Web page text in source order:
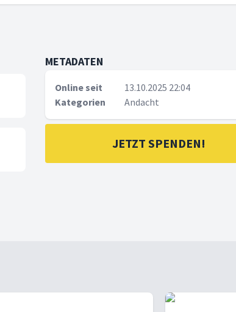
METADATEN
Online seit
13.10.2025 22:04
Kategorien
Andacht
JETZT SPENDEN!